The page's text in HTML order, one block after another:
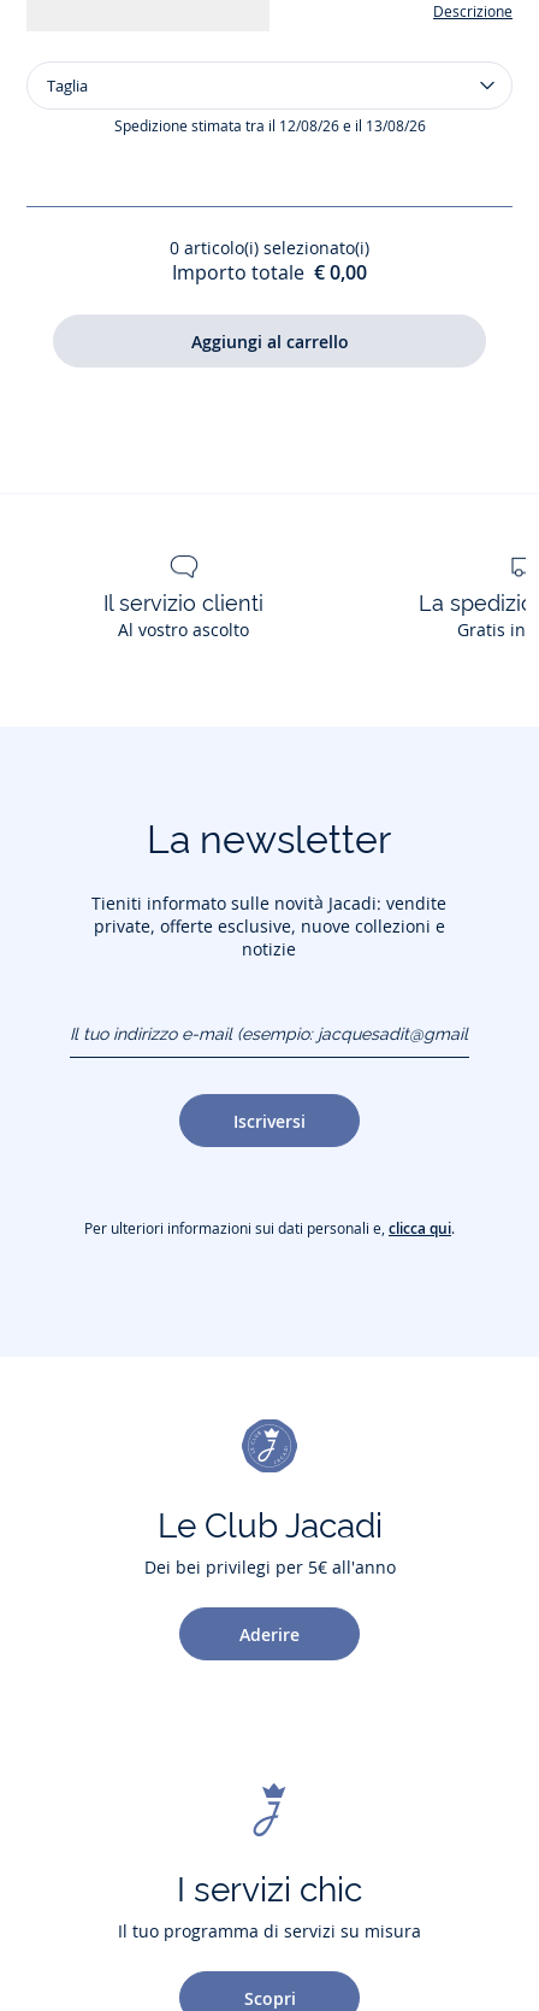
Descrizione
Taglia
Peluche
Taglia
Spedizione stimata tra il 12/08/26 e il 13/08/26
0 articolo(i) selezionato(i)
Importo totale € 0,00
Il servizio clienti
Al vostro ascolto
La
Gratis in
La newsletter
Tieniti informato sulle novità Jacadi: vendite
private, offerte esclusive, nuove collezioni e
notizie
(esempio:
jacquesadit@gmail.com)
Iscriversi
Per ulteriori informazioni sui dati personali e,clicca qui.
Le Club Jacadi
Dei bei privilegi per 5€ all'anno
Aderire
I servizi chic
Il tuo programma di servizi su misura
Scopri